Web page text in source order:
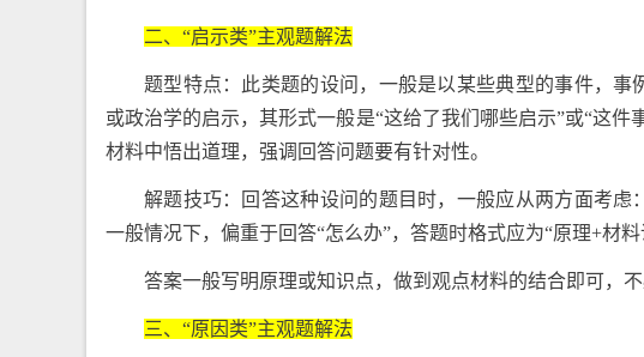
二、“启示类”主观题解法
题型特点：此类题的设问，一般是以某些典型的事件，事
或政治学的启示，其形式一般是“这给了我们哪些启示”或“这
材料中悟出道理，强调回答问题要有针对性。
解题技巧：回答这种设问的题目时，一般应从两方面考虑
一般情况下，偏重于回答“怎么办”，答题时格式应为“原理+材
答案一般写明原理或知识点，做到观点材料的结合即可，不
三、“原因类”主观题解法